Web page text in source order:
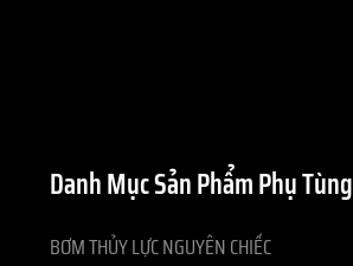
Danh Mục Sản Phẩm Phụ Tùng
BƠM THỦY LỰC NGUYÊN CHIẾC